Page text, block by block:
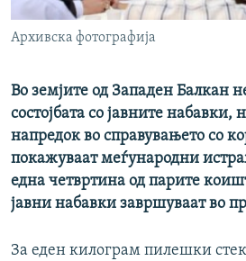
Архивска фотографија
Во земјите од Западен Балкан
состојбата со јавните набавки,
напредок во справувањето со
покажуваат меѓународни
една четвртина од парите
јавни набавки завршуваат во
За еден килограм пилешки